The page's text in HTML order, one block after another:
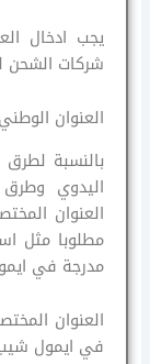
يجب ادخال
شركات الشحن
العنوان
بالنسبة
اليدوي
العنوان
مطلوبا مثل
مدرجة في
العنوان
في ايمول